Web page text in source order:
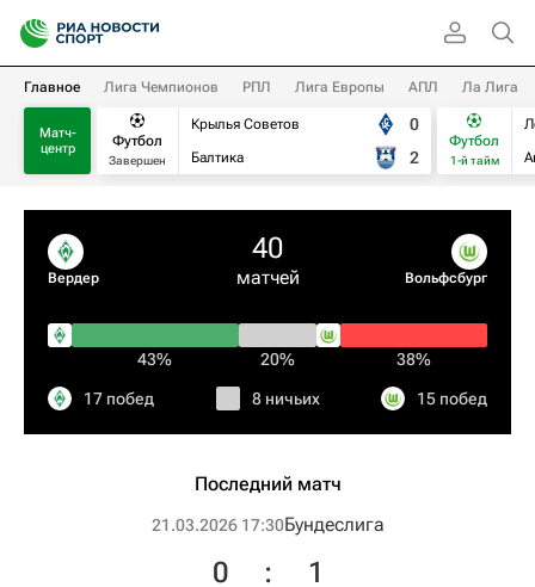
Главное Лига Чемпионов РПЛ Лига Европы АПЛ Ла Лига
Матч-
центр
Футбол
Завершен
Крылья Советов
Балтика
0
2
Футбол
1-й тайм
Вердер
40
матчей Вольфсбург
43% 20% 38%
17 побед 8 ничьих 15 побед
Последний матч
21.03.2026 17:30Бундеслига
0 : 1